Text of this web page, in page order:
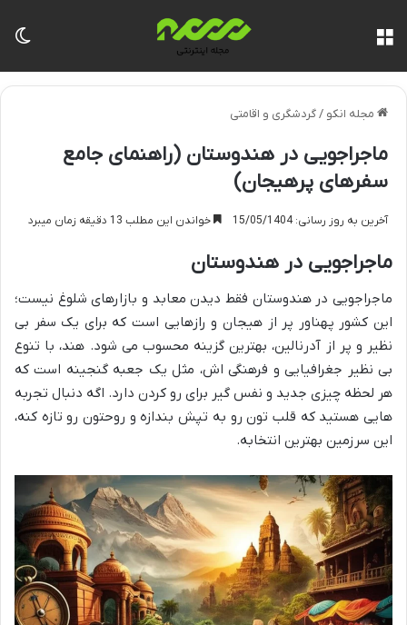
مجله انکو /گردشگری و اقامتی
ماجراجویی در هندوستان (راهنمای جامع
سفرهای پرهیجان)
آخرین به روز رسانی: 15/05/1404 خواندن این مطلب 13 دقیقه زمان میبرد
ماجراجویی در هندوستان
ماجراجویی در هندوستان فقط دیدن معابد و بازارهای شلوغ نیست؛
این کشور پهناور پر از هیجان و رازهایی است که برای یک سفر بی
نظیر و پر از آدرنالین، بهترین گزینه محسوب می شود. هند، با تنوع
بی نظیر جغرافیایی و فرهنگی اش، مثل یک جعبه گنجینه است که
هر لحظه چیزی جدید و نفس گیر برای رو کردن دارد. اگه دنبال تجربه
هایی هستید که قلب تون رو به تپش بندازه و روحتون رو تازه کنه،
این سرزمین بهترین انتخابه.